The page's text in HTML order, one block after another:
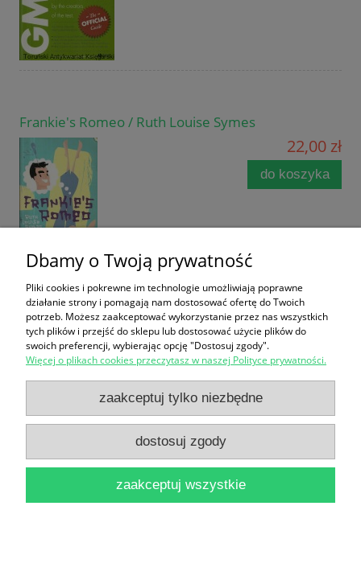
Frankie's Romeo / Ruth Louise Symes
22,00 zł
do koszyka
The Faloorie Man / Eugene McEldowney
Dbamy o Twoją prywatność
Pliki cookies i pokrewne im technologie umożliwiają poprawne
działanie strony i pomagają nam dostosować ofertę do Twoich
potrzeb. Możesz zaakceptować wykorzystanie przez nas wszystkich
tych plików i przejść do sklepu lub dostosować użycie plików do
swoich preferencji, wybierając opcję "Dostosuj zgody".
Więcej o plikach cookies przeczytasz w naszej Polityce prywatności.
zaakceptuj tylko niezbędne
dostosuj zgody
zaakceptuj wszystkie